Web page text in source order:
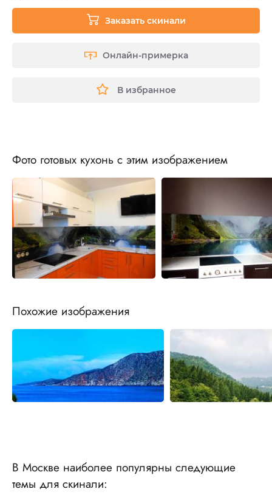
Заказать скинали
Онлайн-примерка
В избранное
Фото готовых кухонь с этим изображением
Похожие изображения
В Москве наиболее популярны следующие
темы для скинали: